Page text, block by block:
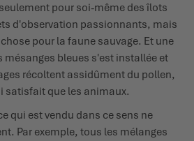
pour soi-même des îlots
d'observation passionnants, mais
pour la faune sauvage. Et une
bleues s'est installée et
récoltent assidûment du pollen,
satisfait que les animaux.
qui est vendu dans ce sens ne
Par exemple, tous les mélanges